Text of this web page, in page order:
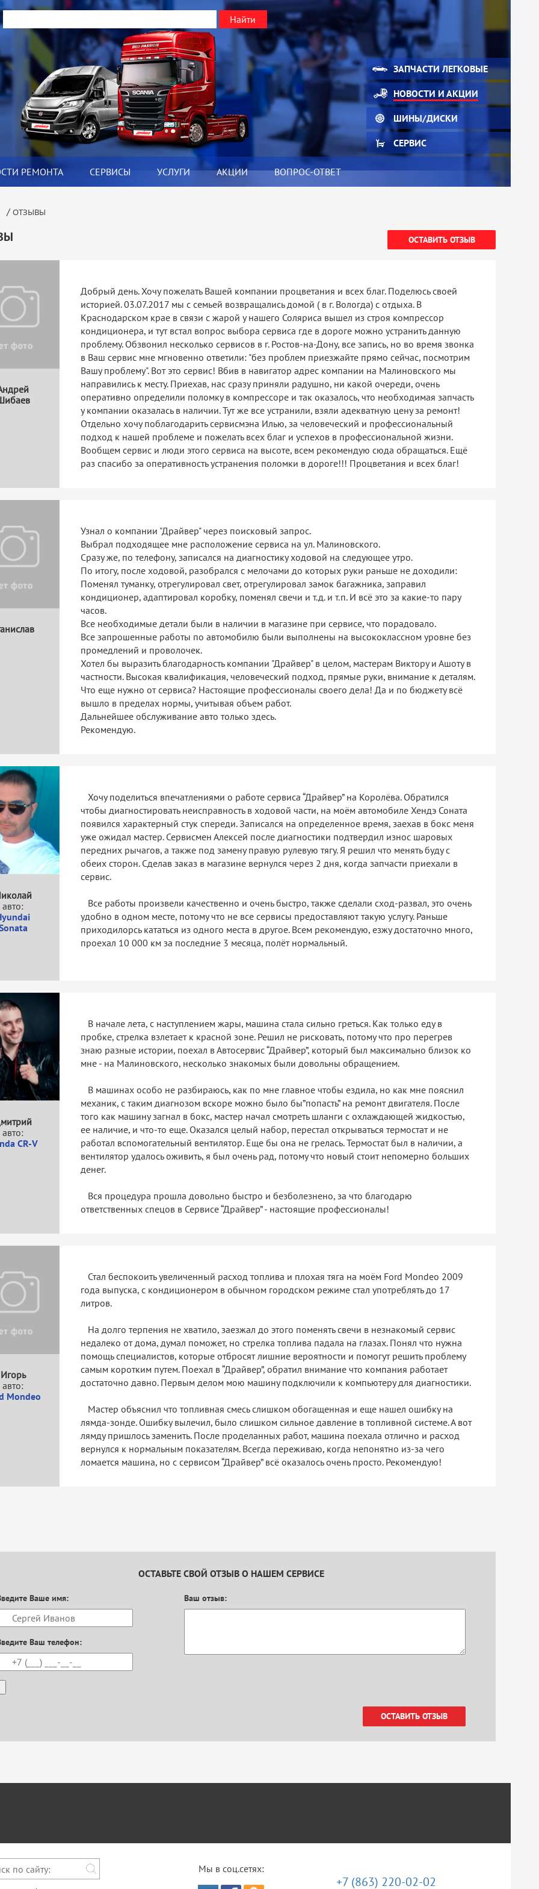
ЗАПЧАСТИ ЛЕГКОВЫЕ
НОВОСТИ И АКЦИИ
ШИНЫ/ДИСКИ
СЕРВИС
РЕМОНТА СЕРВИСЫ УСЛУГИ АКЦИИ ВОПРОС-ОТВЕТ
/ ОТЗЫВЫ
ОСТАВИТЬ ОТЗЫВ
Добрый день. Хочу пожелать Вашей компании процветания и всех благ. Поделюсь своей
историей. 03.07.2017 мы с семьей возвращались домой ( в г. Вологда) с отдыха. В
Краснодарском крае в связи с жарой у нашего Соляриса вышел из строя компрессор
кондиционера, и тут встал вопрос выбора сервиса где в дороге можно устранить данную
проблему. Обзвонил несколько сервисов в г. Ростов-на-Дону, все запись, но во время звонка
в Ваш сервис мне мгновенно ответили: "без проблем приезжайте прямо сейчас, посмотрим
Вашу проблему". Вот это сервис! Вбив в навигатор адрес компании на Малиновского мы
направились к месту. Приехав, нас сразу приняли радушно, ни какой очереди, очень
оперативно определили поломку в компрессоре и так оказалось, что необходимая запчасть
у компании оказалась в наличии. Тут же все устранили, взяли адекватную цену за ремонт!
Отдельно хочу поблагодарить сервисмэна Илью, за человеческий и профессиональный
подход к нашей проблеме и пожелать всех благ и успехов в профессиональной жизни.
Вообщем сервис и люди этого сервиса на высоте, всем рекомендую сюда обращаться. Ещё
раз спасибо за оперативность устранения поломки в дороге!!! Процветания и всех благ!
Узнал о компании "Драйвер" через поисковый запрос.
Выбрал подходящее мне расположение сервиса на ул. Малиновского.
Сразу же, по телефону, записался на диагностику ходовой на следующее утро.
По итогу, после ходовой, разобрался с мелочами до которых руки раньше не доходили:
Поменял туманку, отрегулировал свет, отрегулировал замок багажника, заправил
кондиционер, адаптировал коробку, поменял свечи и т.д. и т.п. И всё это за какие-то пару
часов.
Все необходимые детали были в наличии в магазине при сервисе, что порадовало.
Все запрошенные работы по автомобилю были выполнены на высококлассном уровне без
промедлений и проволочек.
Хотел бы выразить благодарность компании "Драйвер" в целом, мастерам Виктору и Ашоту в
частности. Высокая квалификация, человеческий подход, прямые руки, внимание к деталям.
Что еще нужно от сервиса? Настоящие профессионалы своего дела! Да и по бюджету всё
вышло в пределах нормы, учитывая объем работ.
Дальнейшее обслуживание авто только здесь.
Рекомендую.
авто:
Хочу поделиться впечатлениями о работе сервиса “Драйвер” на Королёва. Обратился
чтобы диагностировать неисправность в ходовой части, на моём автомобиле Хендэ Соната
появился характерный стук спереди. Записался на определенное время, заехав в бокс меня
уже ожидал мастер. Сервисмен Алексей после диагностики подтвердил износ шаровых
передних рычагов, а также под замену правую рулевую тягу. Я решил что менять буду с
обеих сторон. Сделав заказ в магазине вернулся через 2 дня, когда запчасти приехали в
сервис.
Все работы произвели качественно и очень быстро, также сделали сход-развал, это очень
удобно в одном месте, потому что не все сервисы предоставляют такую услугу. Раньше
приходилорсь кататься из одного места в другое. Всем рекомендую, езжу достаточно много,
проехал 10 000 км за последние 3 месяца, полёт нормальный.
авто:
CR-V
В начале лета, с наступлением жары, машина стала сильно греться. Как только еду в
пробке, стрелка взлетает к красной зоне. Решил не рисковать, потому что про перегрев
знаю разные истории, поехал в Автосервис “Драйвер”, который был максимально близок ко
мне - на Малиновского, несколько знакомых были довольны обращением.
В машинах особо не разбираюсь, как по мне главное чтобы ездила, но как мне пояснил
механик, с таким диагнозом вскоре можно было бы”попасть” на ремонт двигателя. После
того как машину загнал в бокс, мастер начал смотреть шланги с охлаждающей жидкостью,
ее наличие, и что-то еще. Оказался целый набор, перестал открываться термостат и не
работал вспомогательный вентилятор. Еще бы она не грелась. Термостат был в наличии, а
вентилятор удалось оживить, я был очень рад, потому что новый стоит непомерно больших
денег.
Вся процедура прошла довольно быстро и безболезнено, за что благодарю
ответственных спецов в Сервисе “Драйвер” - настоящие профессионалы!
Игорь
авто:
Mondeo
Стал беспокоить увеличенный расход топлива и плохая тяга на моём Ford Mondeo 2009
года выпуска, с кондиционером в обычном городском режиме стал употреблять до 17
литров.
На долго терпения не хватило, заезжал до этого поменять свечи в незнакомый сервис
недалеко от дома, думал поможет, но стрелка топлива падала на глазах. Понял что нужна
помощь специалистов, которые отбросят лишние вероятности и помогут решить проблему
самым коротким путем. Поехал в “Драйвер”, обратил внимание что компания работает
достаточно давно. Первым делом мою машину подключили к компьютеру для диагностики.
Мастер объяснил что топливная смесь слишком обогащенная и еще нашел ошибку на
лямда-зонде. Ошибку вылечил, было слишком сильное давление в топливной системе. А вот
лямду пришлось заменить. После проделанных работ, машина поехала отлично и расход
вернулся к нормальным показателям. Всегда переживаю, когда непонятно из-за чего
ломается машина, но с сервисом “Драйвер” всё оказалось очень просто. Рекомендую!
ОСТАВЬТЕ СВОЙ ОТЗЫВ О НАШЕМ СЕРВИСЕ
Ваше имя:
Ваш телефон:
Ваш отзыв:
Мы в соц.сетях:
+7 (863) 220-02-02